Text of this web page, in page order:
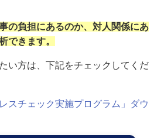
の負担にあるのか、対人関係にあ
できます。
い方は、下記をチェックしてくだ
スチェック実施プログラム」ダウ